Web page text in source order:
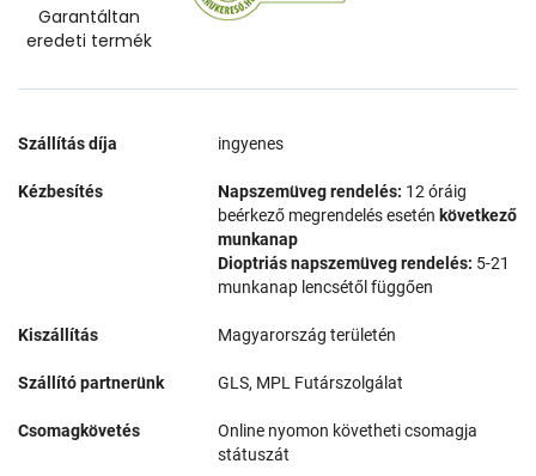
Garantáltan
eredeti termék
Szállítás díja ingyenes
Kézbesítés Napszemüveg rendelés: 12 óráig
beérkező megrendelés esetén következő
munkanap
Dioptriás napszemüveg rendelés: 5-21
munkanap lencsétől függően
Kiszállítás Magyarország területén
Szállító partnerünk GLS, MPL Futárszolgálat
Csomagkövetés
Online nyomon követheti csomagja
státuszát